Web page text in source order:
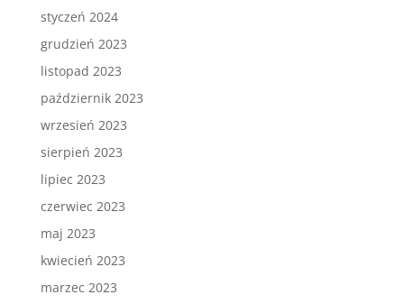
styczeń 2024
grudzień 2023
listopad 2023
październik 2023
wrzesień 2023
sierpień 2023
lipiec 2023
czerwiec 2023
maj 2023
kwiecień 2023
marzec 2023